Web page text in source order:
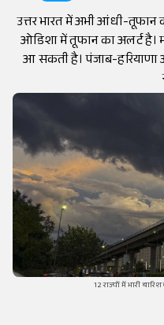
उत्तर भारत में अभी आंधी-तूफान
ओडिशा में तूफान का अलर्ट है।
आ सकती है। पंजाब-
12 राज्यों में भारी